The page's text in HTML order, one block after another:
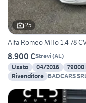
25
Alfa Romeo MiTo 1.4 78
8.900 €Strevi(AL)
Usato
04/2016 79000
Rivenditore BADCARS